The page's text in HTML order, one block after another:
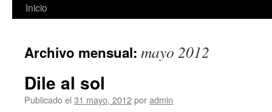
Inicio
Archivo mensual: mayo 2012
Dile al sol
Publicado el 31 mayo, 2012poradmin